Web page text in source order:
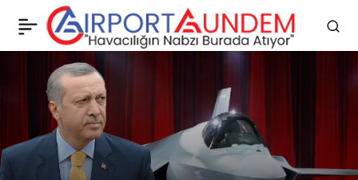
Erdoğan’dan CAATSA
Açıklaması: ABD
Yaptırımları Kalkabilir